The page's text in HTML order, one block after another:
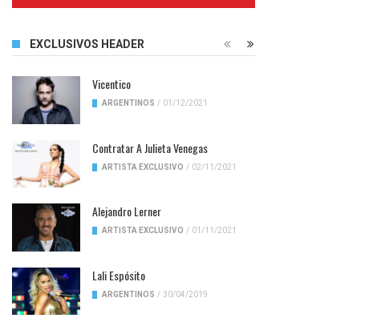
EXCLUSIVOS HEADER
Vicentico
ARGENTINOS / 01/12/2021
Contratar A Julieta Venegas
ARTISTA EXCLUSIVO / 02/11/2021
Alejandro Lerner
ARTISTA EXCLUSIVO / 01/11/2021
Lali Espósito
ARGENTINOS / 30/04/2019